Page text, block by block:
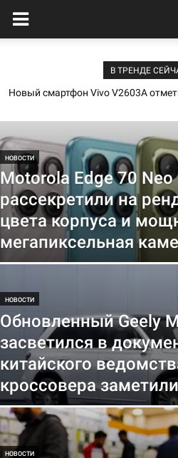
В ТРЕНДЕ
Новый смартфон Vivo V2603A
НОВОСТИ
Motorola Edge 70 Neo
рассекретили на
цвета корпуса и
мегапиксельная
НОВОСТИ
Обновленный Geely
засветился в
китайского
кроссовера
НОВОСТИ